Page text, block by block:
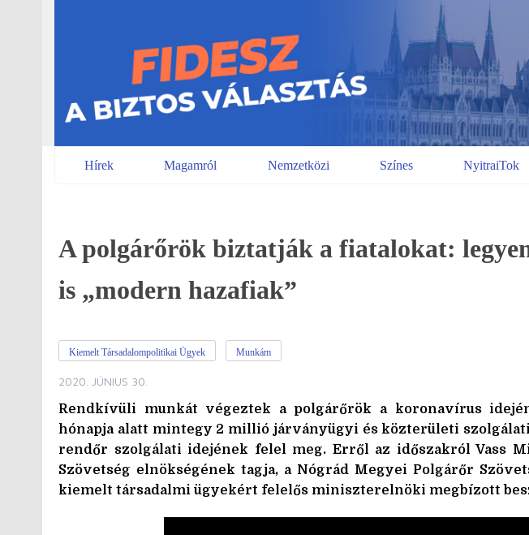
Hírek Magamról Nemzetközi Színes NyitraiTok
A polgárőrök biztatják a fiatalokat:
is „modern hazafiak”
Kiemelt Társadalompolitikai Ügyek Munkám
2020. JÚNIUS 30.
Rendkívüli munkát végeztek a polgárőrök a koronavírus
hónapja alatt mintegy 2 millió járványügyi és közterületi
rendőr szolgálati idejének felel meg. Erről az időszakról Vass
Szövetség elnökségének tagja, a Nógrád Megyei Polgárőr
kiemelt társadalmi ügyekért felelős miniszterelnöki megbízott